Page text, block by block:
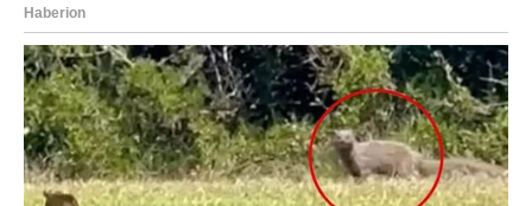
neko ko ne beži od odgovornosti. Nekoga ko ume da
ostane. Ovaj odnos može delovati “mirno” na početku, ali
upravo tu je tajna: Bik najlepše voli kada oseća sigurnost.
Moguće je i da se pojavi neko iz prošlosti, ali mart Bik uči:
ne vraćaš se po staru priču – vraćaš se samo ako postoji
nova istina.